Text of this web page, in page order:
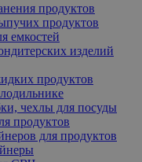
продуктов
продуктов
емкостей
изделий
продуктов
чехлы для посуды
продуктов
для продуктов